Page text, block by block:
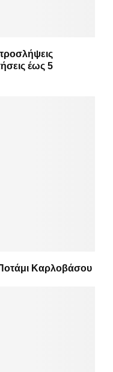
έως 5
Καρλοβάσου